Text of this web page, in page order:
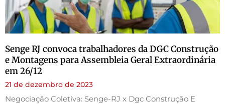
Senge RJ convoca trabalhadores da DGC Construção
e Montagens para Assembleia Geral Extraordinária
em 26/12
21 de dezembro de 2023
Negociação Coletiva: Senge-RJ x Dgc Construção E